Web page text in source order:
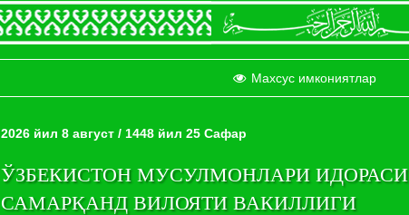
Махсус имкониятлар
2026 йил 8 август / 1448 йил 25 Сафар
ЎЗБЕКИСТОН МУСУЛМОНЛАРИ ИДОРАСИ
САМАРҚАНД ВИЛОЯТИ ВАКИЛЛИГИ